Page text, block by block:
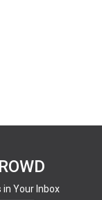
Your Inbox